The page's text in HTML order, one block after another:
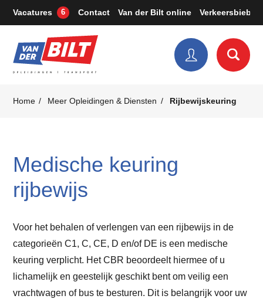
Vacatures 6 Contact Van der Bilt online Verkeersbieb
Home Meer Opleidingen & Diensten Rijbewijskeuring
Medische keuring
rijbewijs
Voor het behalen of verlengen van een rijbewijs in de
categorieën C1, C, CE, D en/of DE is een medische
keuring verplicht. HetCBR beoordeelt hiermee of u
lichamelijk en geestelijk geschikt bent om veilig een
vrachtwagen of bus te besturen. Dit is belangrijk voor uw